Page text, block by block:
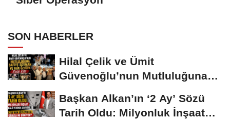
SON HABERLER
Hilal Çelik ve Ümit
Güvenoğlu’nun Mutluluğuna
Başkan Alkan’ın ‘2 Ay’ Sözü
Tarih Oldu: Milyonluk İnşaat